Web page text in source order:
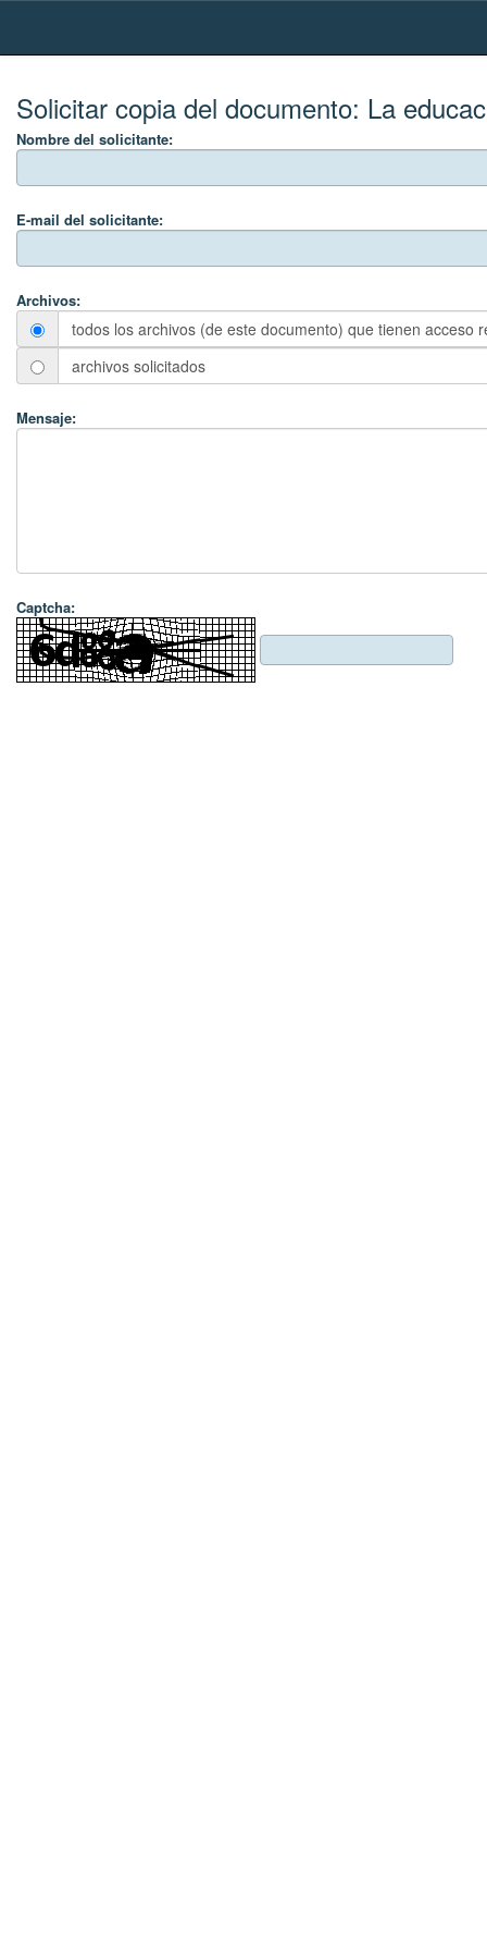
Skip
Solicitar copia del documento: La
Nombre del solicitante:
E-mail del solicitante:
Archivos:
todos los archivos (de este documento) que tienen acceso
archivos solicitados
Mensaje:
Captcha: